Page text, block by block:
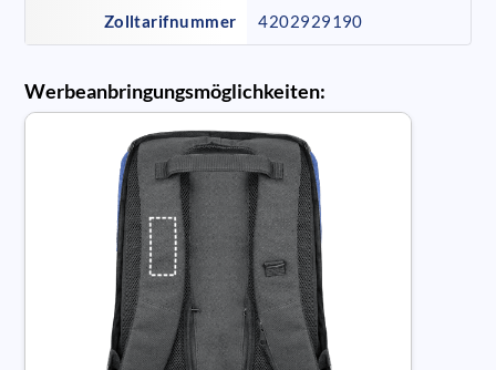
Zolltarifnummer 4202929190
Werbeanbringungsmöglichkeiten: